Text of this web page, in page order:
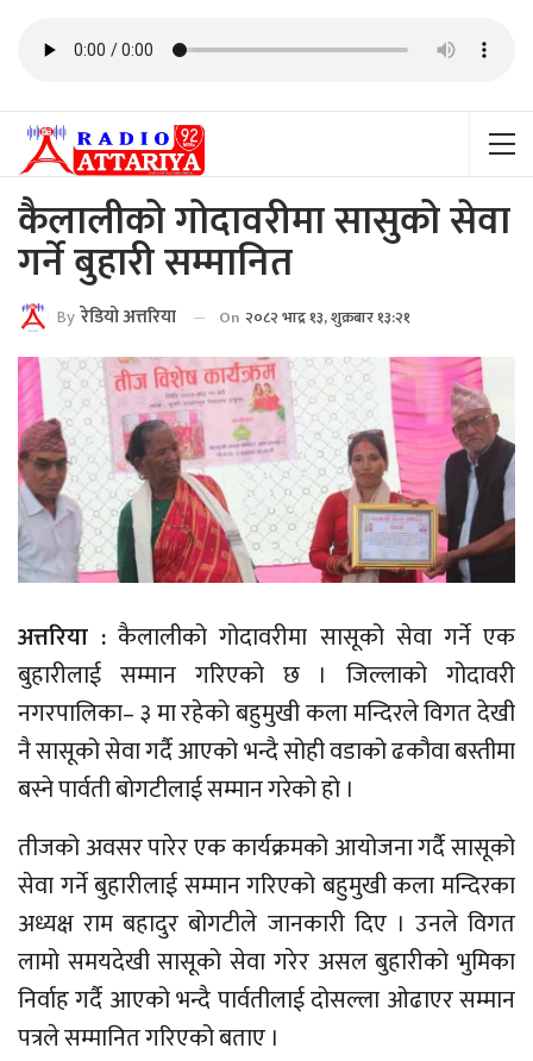
कैलालीको गोदावरीमा सासुको सेवा
गर्ने बुहारी सम्मानित
By रेडियाे अत्तरिया On २०८२ भाद्र १३, शुक्रबार १३:२१
अत्तरिया : कैलालीको गोदावरीमा सासूको सेवा गर्ने एक
बुहारीलाई सम्मान गरिएको छ । जिल्लाको गोदावरी
नगरपालिका– ३ मा रहेको बहुमुखी कला मन्दिरले विगत देखी
नै सासूको सेवा गर्दै आएको भन्दै सोही वडाको ढकौवा बस्तीमा
बस्ने पार्वती बोगटीलाई सम्मान गरेको हो ।
तीजको अवसर पारेर एक कार्यक्रमको आयोजना गर्दै सासूको
सेवा गर्ने बुहारीलाई सम्मान गरिएको बहुमुखी कला मन्दिरका
अध्यक्ष राम बहादुर बोगटीले जानकारी दिए । उनले विगत
लामो समयदेखी सासूको सेवा गरेर असल बुहारीको भुमिका
निर्वाह गर्दै आएको भन्दै पार्वतीलाई दोसल्ला ओढाएर सम्मान
पत्रले सम्मानित गरिएको बताए ।